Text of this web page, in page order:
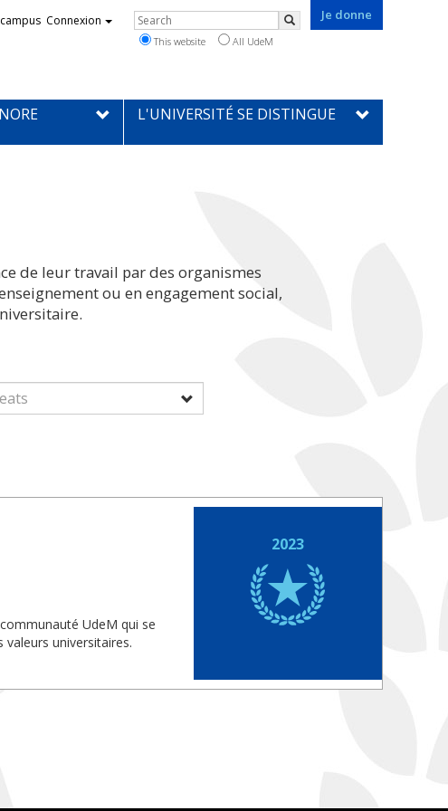
Je donne
Connexion Rechercher
Search
This website All UdeM
L'UNIVERSITÉ SE DISTINGUE
de leur travail par des organismes
ou en engagement social,
UdeM qui se
universitaires.
2023